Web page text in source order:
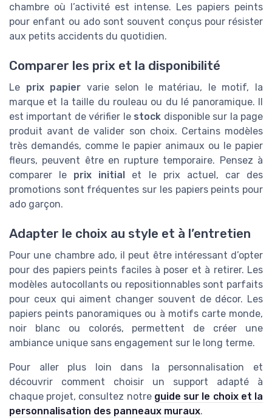
chambre où l’activité est intense. Les papiers peints
pour enfant ou ado sont souvent conçus pour résister
aux petits accidents du quotidien.
Comparer les prix et la disponibilité
Le prix papier varie selon le matériau, le motif, la
marque et la taille du rouleau ou du lé panoramique. Il
est important de vérifier le stock disponible sur la page
produit avant de valider son choix. Certains modèles
très demandés, comme le papier animaux ou le papier
fleurs, peuvent être en rupture temporaire. Pensez à
comparer le prix initial et le prix actuel, car des
promotions sont fréquentes sur les papiers peints pour
ado garçon.
Adapter le choix au style et à l’entretien
Pour une chambre ado, il peut être intéressant d’opter
pour des papiers peints faciles à poser et à retirer. Les
modèles autocollants ou repositionnables sont parfaits
pour ceux qui aiment changer souvent de décor. Les
papiers peints panoramiques ou à motifs carte monde,
noir blanc ou colorés, permettent de créer une
ambiance unique sans engagement sur le long terme.
Pour aller plus loin dans la personnalisation et
découvrir comment choisir un support adapté à
chaque projet, consultez notre guide sur le choix et la
personnalisation des panneaux muraux.